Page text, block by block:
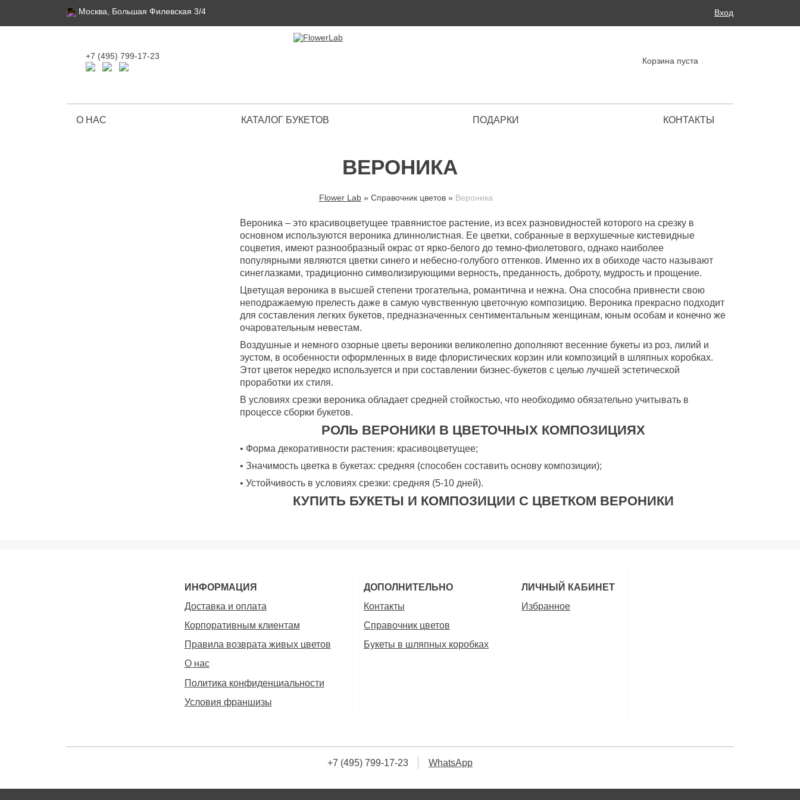
Москва, Большая Филевская 3/4 Вход
+7 (495) 799-17-23
Корзина пуста
О НАС КАТАЛОГ БУКЕТОВ ПОДАРКИ КОНТАКТЫ
ВЕРОНИКА
ВЫ ЗДЕСЬ
Flower Lab » Справочник цветов » Вероника
Вероника – это красивоцветущее травянистое растение, из всех разновидностей которого на срезку в
основном используются вероника длиннолистная. Ее цветки, собранные в верхушечные кистевидные
соцветия, имеют разнообразный окрас от ярко-белого до темно-фиолетового, однако наиболее
популярными являются цветки синего и небесно-голубого оттенков. Именно их в обиходе часто называют
синеглазками, традиционно символизирующими верность, преданность, доброту, мудрость и прощение.
Цветущая вероника в высшей степени трогательна, романтична и нежна. Она способна привнести свою
неподражаемую прелесть даже в самую чувственную цветочную композицию. Вероника прекрасно подходит
для составления легких букетов, предназначенных сентиментальным женщинам, юным особам и конечно же
очаровательным невестам.
Воздушные и немного озорные цветы вероники великолепно дополняют весенние букеты из роз, лилий и
эустом, в особенности оформленных в виде флористических корзин или композиций в шляпных коробках.
Этот цветок нередко используется и при составлении бизнес-букетов с целью лучшей эстетической
проработки их стиля.
В условиях срезки вероника обладает средней стойкостью, что необходимо обязательно учитывать в
процессе сборки букетов.
РОЛЬ ВЕРОНИКИ В ЦВЕТОЧНЫХ КОМПОЗИЦИЯХ
• Форма декоративности растения: красивоцветущее;
• Значимость цветка в букетах: средняя (способен составить основу композиции);
• Устойчивость в условиях срезки: средняя (5-10 дней).
КУПИТЬ БУКЕТЫ И КОМПОЗИЦИИ С ЦВЕТКОМ ВЕРОНИКИ
ИНФОРМАЦИЯ
Доставка и оплата
Корпоративным клиентам
Правила возврата живых цветов
О нас
Политика конфиденциальности
Условия франшизы
ДОПОЛНИТЕЛЬНО
Контакты
Справочник цветов
Букеты в шляпных коробках
ЛИЧНЫЙ КАБИНЕТ
Избранное
+7 (495) 799-17-23 WhatsApp